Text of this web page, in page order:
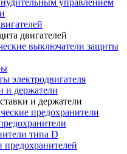
управлением
двигателей
выключатели защиты
электродвигателя
и держатели
и держатели
предохранители
типа D
предохранителей